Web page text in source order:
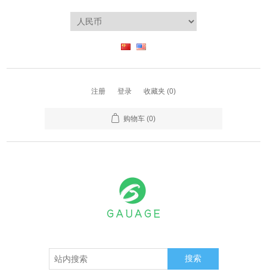
注册 登录 收藏夹 (0)
购物车 (0)
搜索